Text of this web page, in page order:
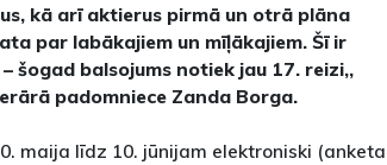
kā arī aktierus pirmā un otrā plāna
par labākajiem un mīļākajiem. Šī ir
šogad balsojums notiek jau 17. reizi,,
padomniece Zanda Borga.
maija līdz 10. jūnijam elektroniski (anketa